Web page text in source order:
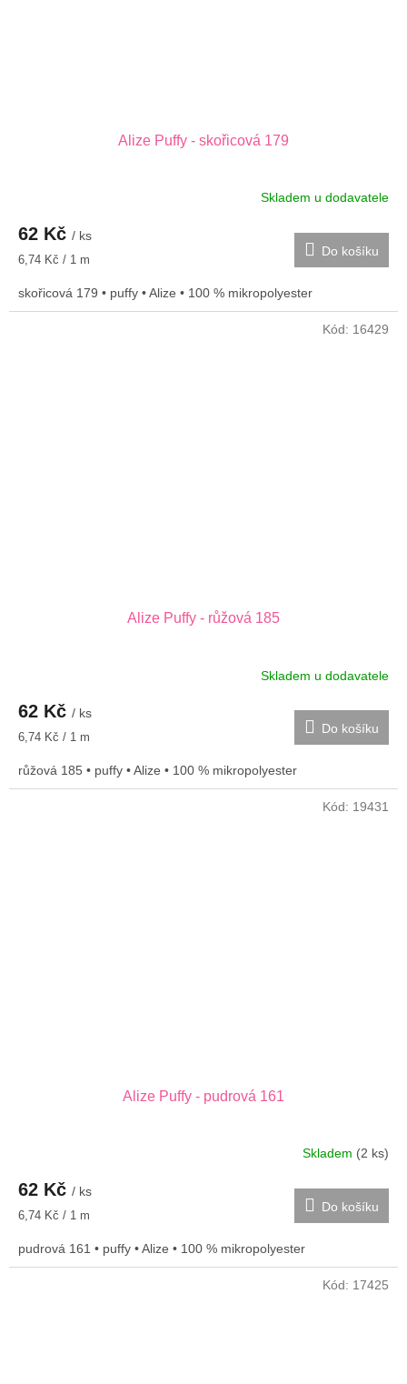
Alize Puffy - skořicová 179
Skladem u dodavatele
62 Kč / ks
Měrná
6,74 Kč / 1 m
Do košíku
skořicová 179 • puffy • Alize • 100 % mikropolyester
Alize Puffy - růžová 185
Skladem u dodavatele
62 Kč / ks
Měrná
6,74 Kč / 1 m
Do košíku
růžová 185 • puffy • Alize • 100 % mikropolyester
Kód: 16429
Alize Puffy - pudrová 161
Skladem (2 ks)
62 Kč / ks
Měrná
6,74 Kč / 1 m
Do košíku
pudrová 161 • puffy • Alize • 100 % mikropolyester
Kód: 19431
Kód: 17425